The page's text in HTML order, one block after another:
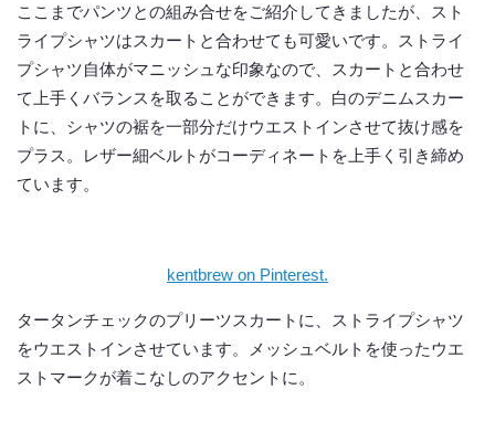
ここまでパンツとの組み合せをご紹介してきましたが、スト
ライプシャツはスカートと合わせても可愛いです。ストライ
プシャツ自体がマニッシュな印象なので、スカートと合わせ
て上手くバランスを取ることができます。白のデニムスカー
トに、シャツの裾を一部分だけウエストインさせて抜け感を
プラス。レザー細ベルトがコーディネートを上手く引き締め
ています。
kentbrew on Pinterest.
タータンチェックのプリーツスカートに、ストライプシャツ
をウエストインさせています。メッシュベルトを使ったウエ
ストマークが着こなしのアクセントに。